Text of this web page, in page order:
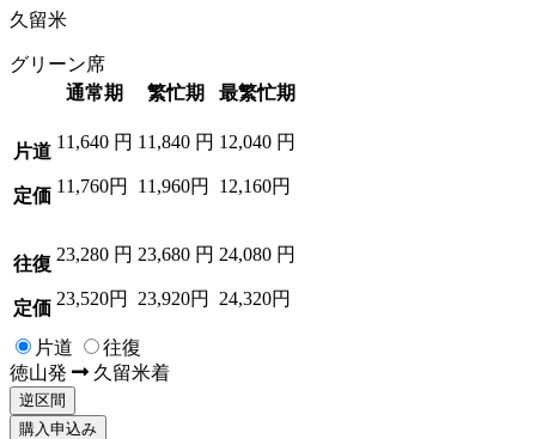
久留米
グリーン席
通常期
繁忙期 最繁忙期
片道
定価
11,640 円
11,760円
11,840 円
11,960円
12,040 円
12,160円
往復
定価
23,280 円
23,520円
23,680 円
23,920円
24,080 円
24,320円
片道
往復
徳山発 久留米着
逆区間
購入申込み